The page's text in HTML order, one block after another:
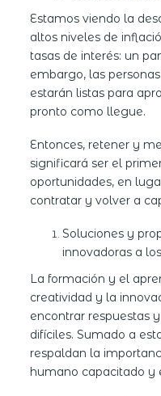
Estamos viendo la
altos niveles de
tasas de interés: un
embargo, las
estarán listas para
pronto como llegue.
Entonces, retener y
significará ser el
oportunidades, en
contratar y volver a
Soluciones y
innovadoras a
La formación y el
creatividad y la
encontrar respuestas
difíciles.Sumado a
respaldan la
humano capacitado y